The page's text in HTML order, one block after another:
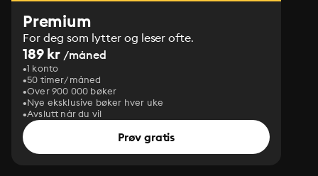
Premium
For deg som lytter og leser ofte.
189 kr /måned
1 konto
50 timer/måned
Over 900 000 bøker
Nye eksklusive bøker hver uke
Avslutt når du vil
Prøv gratis